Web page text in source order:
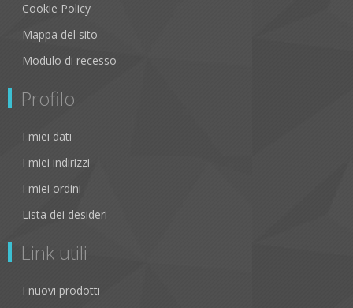
Cookie Policy
Mappa del sito
Modulo di recesso
Profilo
I miei dati
I miei indirizzi
I miei ordini
Lista dei desideri
Link utili
I nuovi prodotti